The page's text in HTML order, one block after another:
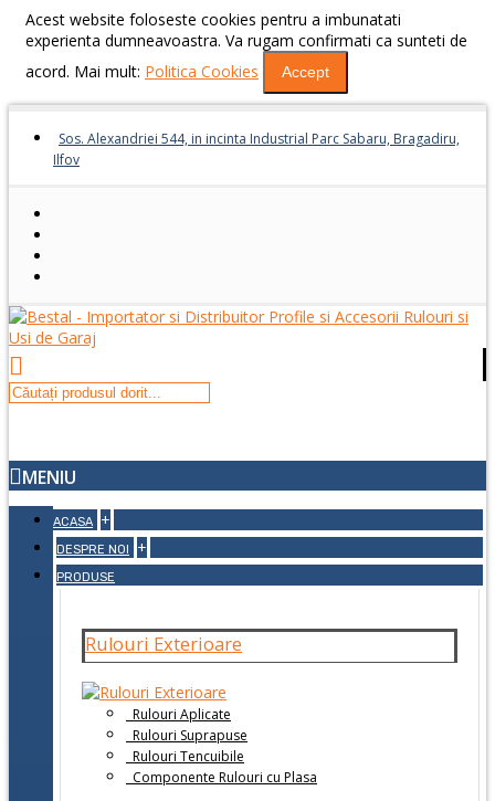
Acest website foloseste cookies pentru a imbunatati
experienta dumneavoastra. Va rugam confirmati ca sunteti de
acord. Mai mult: Politica Cookies Accept
Sos. Alexandriei 544, in incinta Industrial Parc Sabaru, Bragadiru,
Ilfov
MENIU
ACASA +
DESPRE NOI +
PRODUSE
Rulouri Exterioare
Rulouri Aplicate
Rulouri Suprapuse
Rulouri Tencuibile
Componente Rulouri cu Plasa